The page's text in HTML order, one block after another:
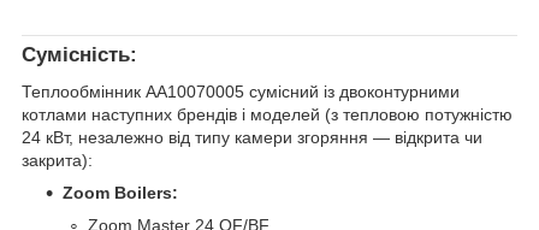
Сумісність:
Теплообмінник AA10070005 сумісний із двоконтурними
котлами наступних брендів і моделей (з тепловою потужністю
24 кВт, незалежно від типу камери згоряння — відкрита чи
закрита):
Zoom Boilers:
Zoom Master 24 OF/BF